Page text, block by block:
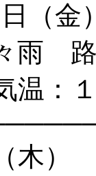
（金
雨
：
木）